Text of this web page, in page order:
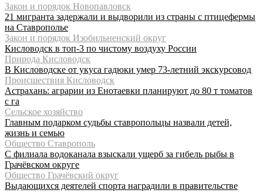
Закон и порядок Новопавловск
21 мигранта задержали и выдворили из страны с птицефермы
на Ставрополье
Закон и порядок Изобильненский округ
Кисловодск в топ-3 по чистому воздуху России
Природа Кисловодск
В Кисловодске от укуса гадюки умер 73-летний экскурсовод
Происшествия Кисловодск
Астрахань: аграрии из Енотаевки планируют до 80 т томатов
с га
Сельское хозяйство
Главным подарком судьбы ставропольцы назвали детей,
жизнь и семью
Общество Ставрополь
С филиала водоканала взыскали ущерб за гибель рыбы в
Грачёвском округе
Общество Грачёвский округ
Выдающихся деятелей спорта наградили в правительстве